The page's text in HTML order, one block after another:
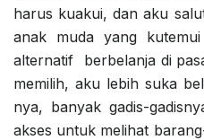
harus kuakui, dan aku
anak muda yang
alternatif berbelanja di
memilih, aku lebih suka
nya, banyak gadis-
akses untuk melihat